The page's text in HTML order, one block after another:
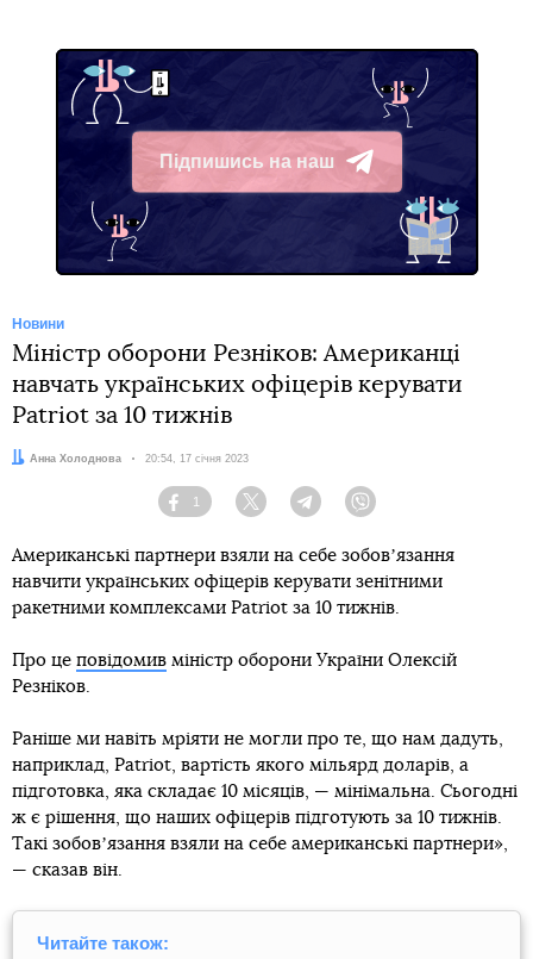
Підпишись на наш
Telegram
Новини
Міністр оборони Резніков: Американці
навчать українських офіцерів керувати
Patriot за 10 тижнів
Автор:
Анна Холоднова Дата:
20:54, 17 січня 2023
Facebook
1
Twitter TelegramViber
Американські партнери взяли на себе зобовʼязання
навчити українських офіцерів керувати зенітними
ракетними комплексами Patriot за 10 тижнів.
Про це повідомив міністр оборони України Олексій
Резніков.
Раніше ми навіть мріяти не могли про те, що нам дадуть,
наприклад, Patriot, вартість якого мільярд доларів, а
підготовка, яка складає 10 місяців, — мінімальна. Сьогодні
ж є рішення, що наших офіцерів підготують за 10 тижнів.
Такі зобовʼязання взяли на себе американські партнери»,
— сказав він.
Читайте також: